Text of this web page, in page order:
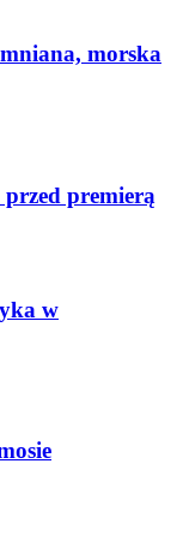
morska
przed premierą
w